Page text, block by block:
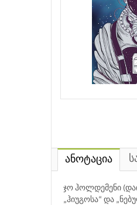
ანოტაცია
ჯო ჰოლდემენი
„ჰიუგოსა“ და